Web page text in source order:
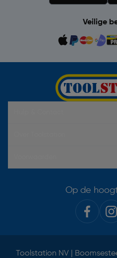
Veilige
Op de
Toolstation NV |